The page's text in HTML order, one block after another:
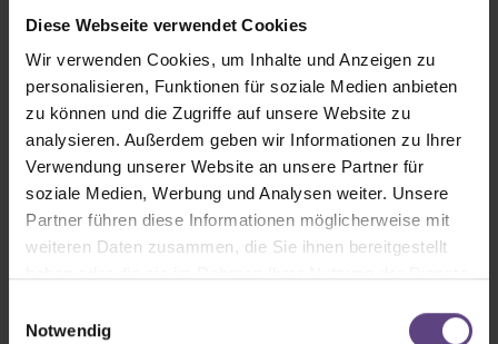
Diese Webseite verwendet Cookies
Wir verwenden Cookies, um Inhalte und Anzeigen zu
personalisieren, Funktionen für soziale Medien anbieten
zu können und die Zugriffe auf unsere Website zu
analysieren. Außerdem geben wir Informationen zu Ihrer
Verwendung unserer Website an unsere Partner für
soziale Medien, Werbung und Analysen weiter. Unsere
Partner führen diese Informationen möglicherweise mit
weiteren Daten zusammen, die Sie ihnen bereitgestellt
Notwendig
taz
Dieses ‚Cabaret’ ist eine Reise wert.
Nürnberger Nachrichten